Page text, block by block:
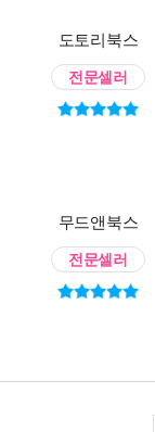
도토리북스
전문셀러
무드앤북스
전문셀러